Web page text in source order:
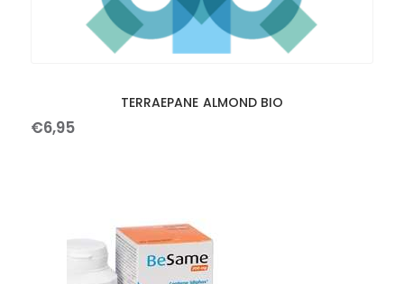
TERRAEPANE ALMOND BIO
€6,95